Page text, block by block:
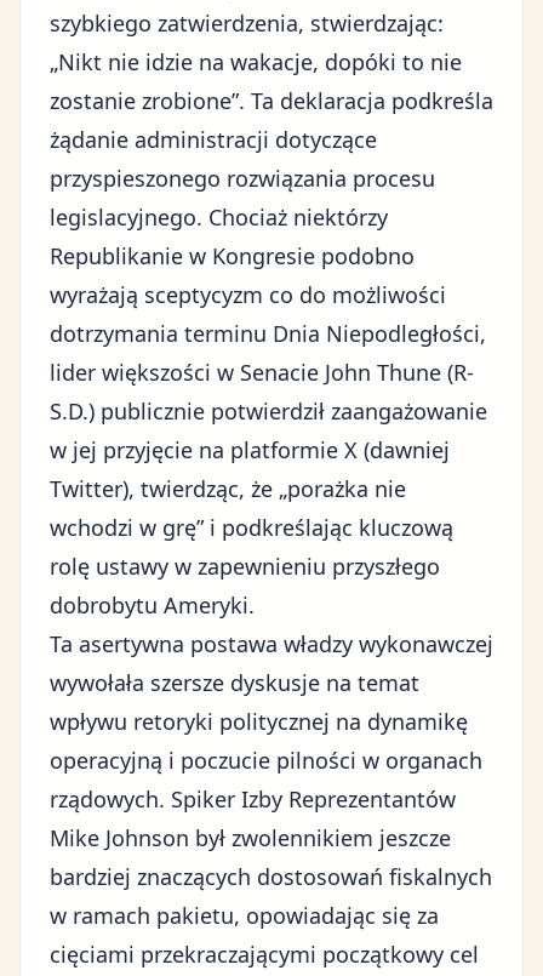
szybkiego zatwierdzenia, stwierdzając:
„Nikt nie idzie na wakacje, dopóki to nie
zostanie zrobione”. Ta deklaracja podkreśla
żądanie administracji dotyczące
przyspieszonego rozwiązania procesu
legislacyjnego. Chociaż niektórzy
Republikanie w Kongresie podobno
wyrażają sceptycyzm co do możliwości
dotrzymania terminu Dnia Niepodległości,
lider większości w Senacie John Thune (R-
S.D.) publicznie potwierdził zaangażowanie
w jej przyjęcie na platformie X (dawniej
Twitter), twierdząc, że „porażka nie
wchodzi w grę” i podkreślając kluczową
rolę ustawy w zapewnieniu przyszłego
dobrobytu Ameryki.
Ta asertywna postawa władzy wykonawczej
wywołała szersze dyskusje na temat
wpływu retoryki politycznej na dynamikę
operacyjną i poczucie pilności w organach
rządowych. Spiker Izby Reprezentantów
Mike Johnson był zwolennikiem jeszcze
bardziej znaczących dostosowań fiskalnych
w ramach pakietu, opowiadając się za
cięciami przekraczającymi początkowy cel